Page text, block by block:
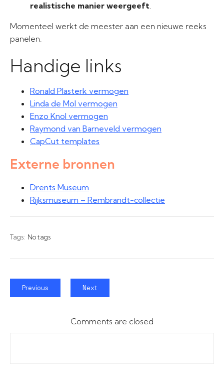
realistische manier weergeeft.
Momenteel werkt de meester aan een nieuwe reeks
panelen.
Handige links
Ronald Plasterk vermogen
Linda de Mol vermogen
Enzo Knol vermogen
Raymond van Barneveld vermogen
CapCut templates
Externe bronnen
Drents Museum
Rijksmuseum – Rembrandt-collectie
Tags: No tags
Previous Next
Comments are closed